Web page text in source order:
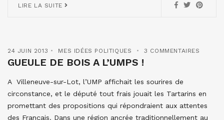
LIRE LA SUITE
24 JUIN 2013 MES IDÉES POLITIQUES 3 COMMENTAIRES
GUEULE DE BOIS A L’UMPS !
A Villeneuve-sur-Lot, l’UMP affichait les sourires de
circonstance, et le député tout frais jouait les Tartarins en
promettant des propositions qui répondraient aux attentes
des Français. Dans une région ancrée traditionnellement au